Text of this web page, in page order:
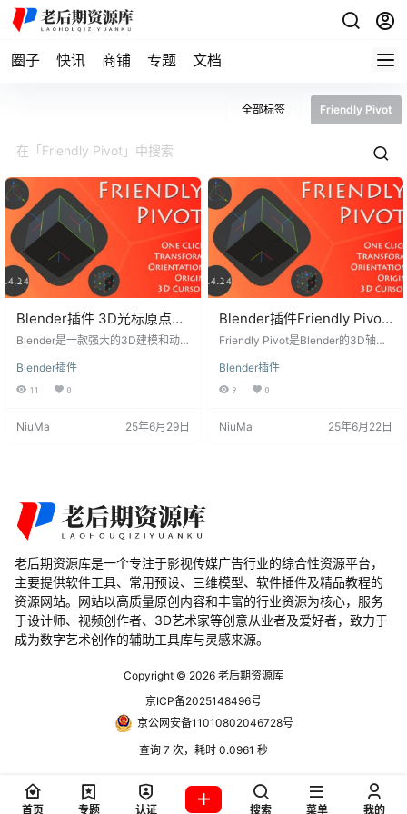
圈子 快讯 商铺 专题 文档
全部标签 Friendly Pivot
Blender插件 3D光标原点轴
心坐标变换工具 Friendly
Blender是一款强大的3D建模和动
和编辑工作时，需要更多的控制和
灵活性。在这方面，Blender插件Fri
odesk Maya的Pivot Transform工
Blender插件
11 0
NiuMa 25年6月29日
Blender插件Friendly Pivot
v0.4.23快速转换3D轴心标
Friendly Pivot是Blender的3D轴心
标记位置和方向的转换。 Blender插
件Friendly Pivot v0.4.23 主要功能:
手动选择组件进行转换的麻烦 支持
Blender插件
9 0
NiuMa 25年6月22日
老后期资源库是一个专注于影视传媒广告行业的综合性资源平台，
主要提供软件工具、常用预设、三维模型、软件插件及精品教程的
资源网站。网站以高质量原创内容和丰富的行业资源为核心，服务
于设计师、视频创作者、3D艺术家等创意从业者及爱好者，致力于
成为数字艺术创作的辅助工具库与灵感来源。
Copyright © 2026 老后期资源库
京ICP备2025148496号
京公网安备11010802046728号
查询 7 次，耗时 0.0961 秒
首页 专题 认证 搜索 菜单 我的